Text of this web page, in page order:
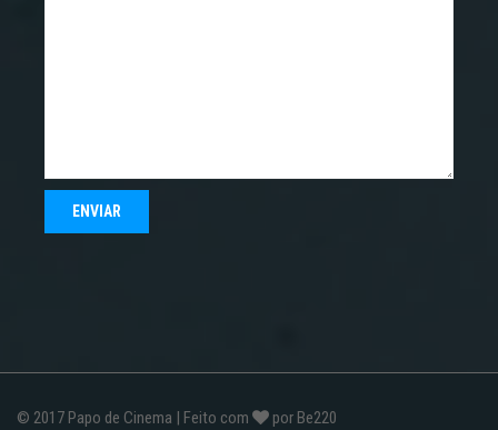
© 2017 Papo de Cinema | Feito com por Be220